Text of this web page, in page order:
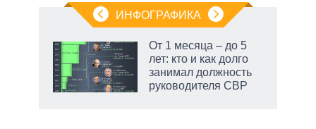
ИНФОГРАФИКА
От 1 месяца – до 5
лет: кто и как долго
занимал должность
руководителя СВР